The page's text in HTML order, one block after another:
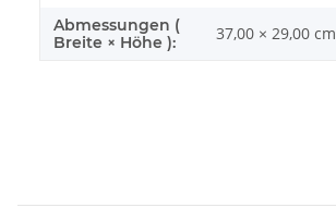
Abmessungen (
Breite × Höhe ):
37,00 × 29,00 cm